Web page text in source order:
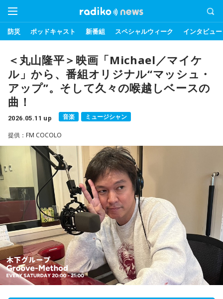
防災 ポッドキャスト 新番組 スペシャルウィーク インタビュー
＜丸山隆平＞映画「Michael／マイケ
ル」から、番組オリジナル“マッシュ・
アップ”。そして久々の喉越しベースの
曲！
2026.05.11 up 音楽 ミュージシャン
提供：FM COCOLO